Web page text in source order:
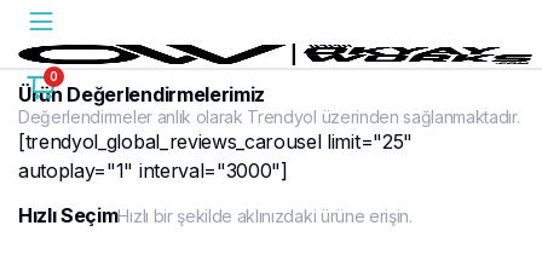
0
Ürün Değerlendirmelerimiz
Değerlendirmeler anlık olarak Trendyol üzerinden sağlanmaktadır.
[trendyol_global_reviews_carousel limit="25"
autoplay="1" interval="3000"]
Hızlı SeçimHızlı bir şekilde aklınızdaki ürüne erişin.